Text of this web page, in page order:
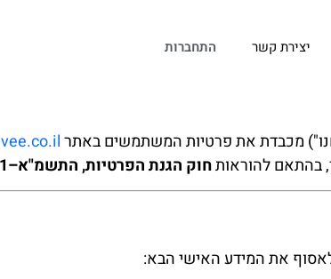
יצירת קשר התחברות
vee.co.il
בהתאם להוראותחוק הגנת הפרטיות, התשמ"א–1981
את המידע האישי הבא: